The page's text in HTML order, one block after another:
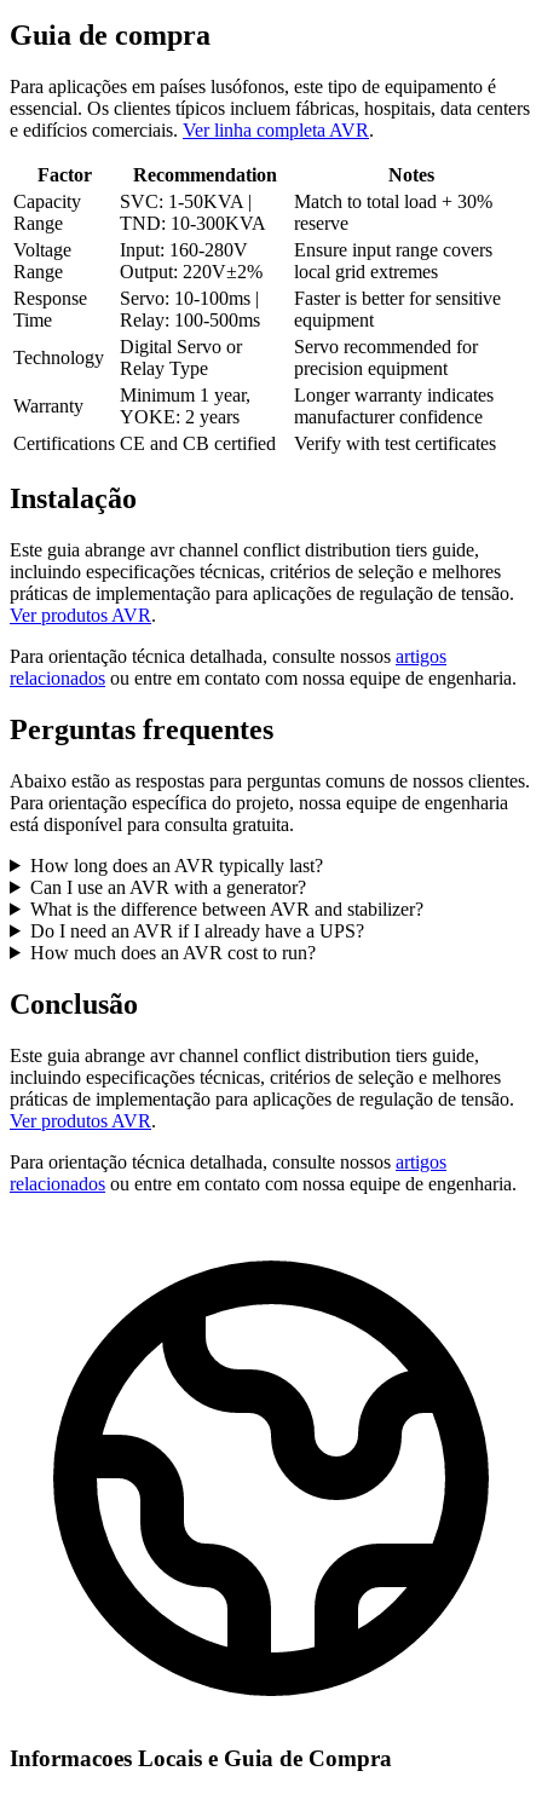
Guia de compra
Para aplicações em países lusófonos, este tipo de equipamento é
essencial. Os clientes típicos incluem fábricas, hospitais, data centers
e edifícios comerciais. Ver linha completa AVR.
Factor Recommendation
Notes
Capacity
Range
SVC: 1-50KVA |
TND: 10-300KVA
Match to total load + 30%
reserve
Voltage
Range
Input: 160-280V
Output: 220V±2%
Ensure input range covers
local grid extremes
Response
Time
Servo: 10-100ms |
Relay: 100-500ms
Faster is better for sensitive
equipment
Technology
Digital Servo or
Relay Type
Servo recommended for
precision equipment
Warranty
Minimum 1 year,
YOKE: 2 years
Longer warranty indicates
manufacturer confidence
Certifications CE and CB certified Verify with test certificates
Instalação
Este guia abrange avr channel conflict distribution tiers guide,
incluindo especificações técnicas, critérios de seleção e melhores
práticas de implementação para aplicações de regulação de tensão.
Ver produtos AVR.
Para orientação técnica detalhada, consulte nossos artigos
relacionados ou entre em contato com nossa equipe de engenharia.
Perguntas frequentes
Abaixo estão as respostas para perguntas comuns de nossos clientes.
Para orientação específica do projeto, nossa equipe de engenharia
está disponível para consulta gratuita.
How long does an AVR typically last?
Can I use an AVR with a generator?
What is the difference between AVR and stabilizer?
Do I need an AVR if I already have a UPS?
How much does an AVR cost to run?
Conclusão
Este guia abrange avr channel conflict distribution tiers guide,
incluindo especificações técnicas, critérios de seleção e melhores
práticas de implementação para aplicações de regulação de tensão.
Ver produtos AVR.
Para orientação técnica detalhada, consulte nossos artigos
relacionados ou entre em contato com nossa equipe de engenharia.
Informacoes Locais e Guia de Compra